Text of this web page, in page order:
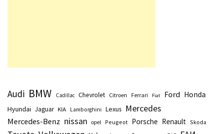
Audi BMW Cadillac Chevrolet Citroen Ferrari Fiat Ford Honda
Hyundai Jaguar KIA Lamborghini Lexus Mercedes
Mercedes-Benz nissan opel Peugeot Porsche Renault Skoda